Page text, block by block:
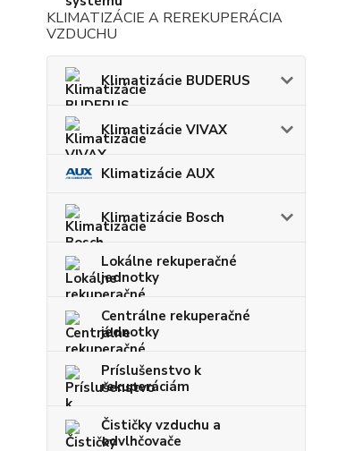
KLIMATIZÁCIE A REREKUPERÁCIA
VZDUCHU
Klimatizácie BUDERUS
Klimatizácie VIVAX
Klimatizácie AUX
Klimatizácie Bosch
Lokálne rekuperačné
jednotky
Centrálne rekuperačné
jednotky
Príslušenstvo k
rekuperáciám
Čističky vzduchu a
odvlhčovače